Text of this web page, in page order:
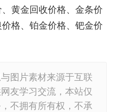
黄金回收价格、金条价
价格、铂金价格、钯金价
图片素材来源于互联
友学习交流，本站仅
不拥有所有权，不承